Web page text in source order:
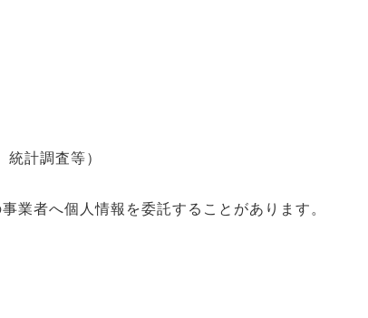
計調査等）
業者へ個人情報を委託することがあります。